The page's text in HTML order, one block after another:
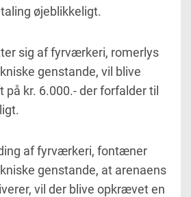
øjeblikkeligt.
sig af fyrværkeri, romerlys
genstande, vil blive
kr. 6.000.- der forfalder til
af fyrværkeri, fontæner
genstande, at arenaens
vil der blive opkrævet en